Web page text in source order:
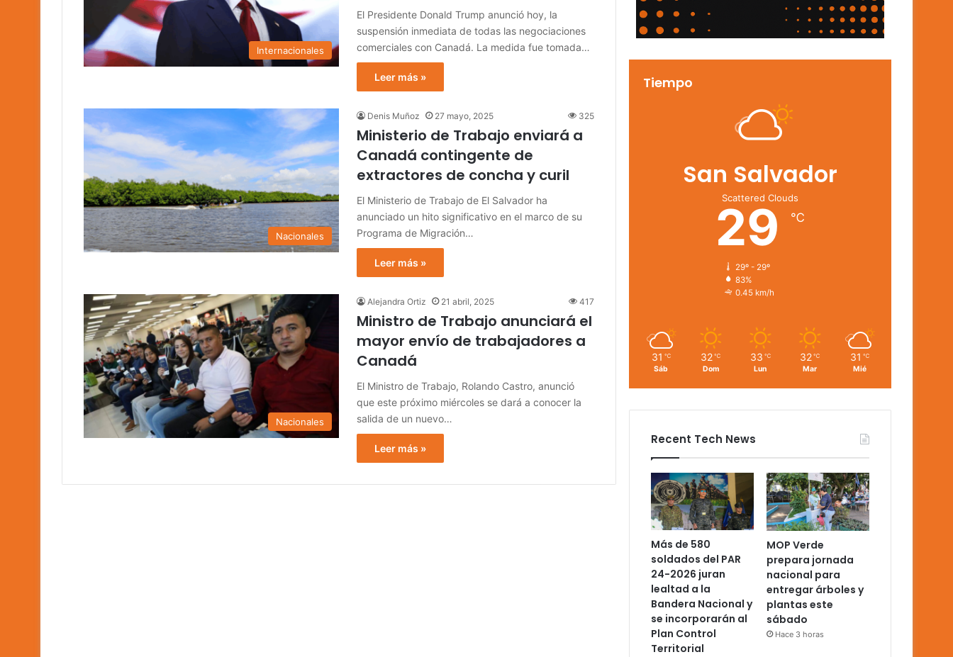
Internacionales
El Presidente Donald Trump anunció hoy, la
suspensión inmediata de todas las negociaciones
comerciales con Canadá. La medida fue tomada…
Leer más »
Nacionales
Denis Muñoz 27 mayo, 2025 325
Ministerio de Trabajo enviará a
Canadá contingente de
extractores de concha y curil
El Ministerio de Trabajo de El Salvador ha
anunciado un hito significativo en el marco de su
Programa de Migración…
Leer más »
Nacionales
Alejandra Ortiz 21 abril, 2025 417
Ministro de Trabajo anunciará el
mayor envío de trabajadores a
Canadá
El Ministro de Trabajo, Rolando Castro, anunció
que este próximo miércoles se dará a conocer la
salida de un nuevo…
Leer más »
Tiempo
San Salvador
Scattered Clouds
29 ℃
29º - 29º
83%
0.45 km/h
31 ℃
Sáb
32 ℃
Dom
33 ℃
Lun
32 ℃
Mar
31 ℃
Mié
Recent Tech News
Más de 580
soldados del PAR
24-2026 juran
lealtad a la
Bandera Nacional y
se incorporarán al
Plan Control
Territorial
MOP Verde
prepara jornada
nacional para
entregar árboles y
plantas este
sábado
Hace 3 horas